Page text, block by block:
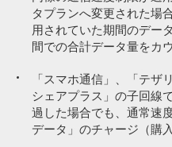
PayPayカード割
月額利用料
月額利用料
月額利用料
タプランへ変更された場
用されていた期間のデー
間での合計データ量をカ
「スマホ通信」、「テザ
シェアプラス」の子回線
過した場合でも、通常速
データ」のチャージ（購